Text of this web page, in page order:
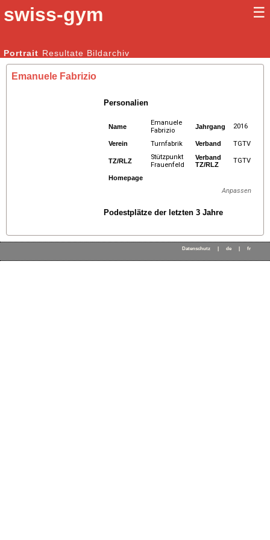
swiss-gym ☰
Kunstturnen Männer | Kunstturnen Frauen
Portrait Resultate Bildarchiv
Emanuele Fabrizio
Personalien
Name
Emanuele
Fabrizio
Jahrgang 2016
Verein Turnfabrik Verband TGTV
TZ/RLZ
Stützpunkt
Frauenfeld
Verband
TZ/RLZ
TGTV
Homepage
Anpassen
Podestplätze der letzten 3 Jahre
Datenschutz de fr